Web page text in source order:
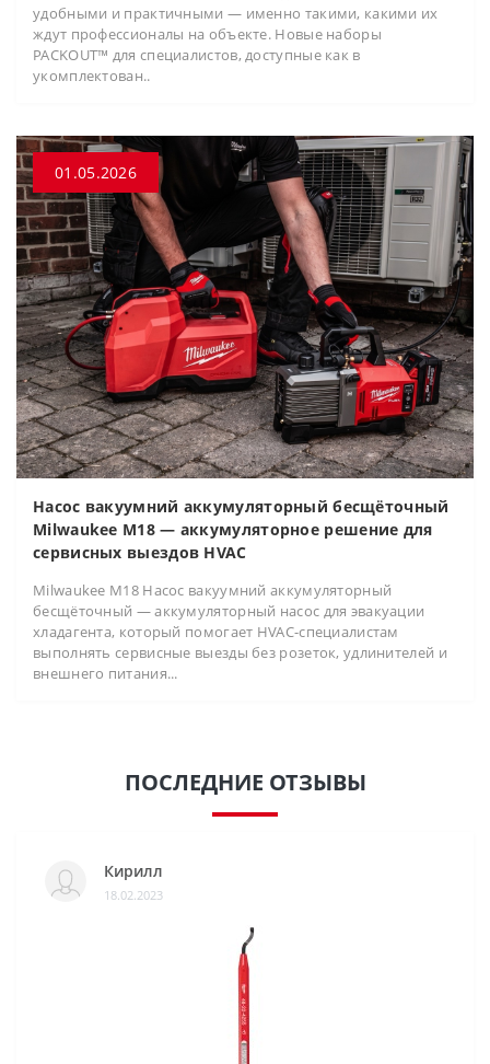
удобными и практичными — именно такими, какими их
ждут профессионалы на объекте. Новые наборы
PACKOUT™ для специалистов, доступные как в
укомплектован..
01.05.2026
Насос вакуумний аккумуляторный бесщёточный
Milwaukee M18 — аккумуляторное решение для
сервисных выездов HVAC
Milwaukee M18 Насос вакуумний аккумуляторный
бесщёточный — аккумуляторный насос для эвакуации
хладагента, который помогает HVAC-специалистам
выполнять сервисные выезды без розеток, удлинителей и
внешнего питания...
ПОСЛЕДНИЕ ОТЗЫВЫ
Кирилл
18.02.2023